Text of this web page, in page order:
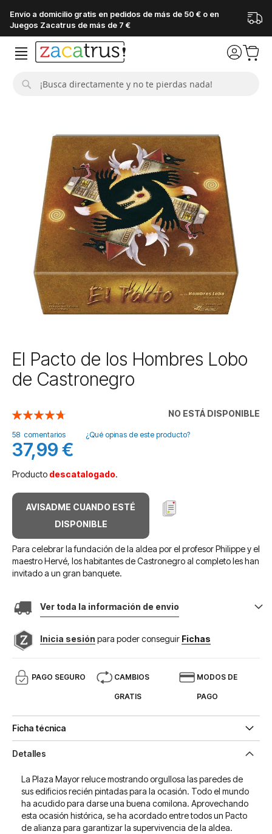
Envío a domicilio gratis en pedidos de más de 50 € o en
Juegos Zacatrus de más de 7 €
imágenes
Saltar
al
comienzo
galería
imágenes
El Pacto de los Hombres Lobo
de Castronegro
NO ESTÁ DISPONIBLE
Valoración:
58 comentarios ¿Qué opinas de este producto?
37,99 €
Producto descatalogado.
AVISADME CUANDO ESTÉ
DISPONIBLE
Para celebrar la fundación de la aldea por el profesor Philippe y el
maestro Hervé, los habitantes de Castronegro al completo les han
invitado a un gran banquete.
Ver toda la información de envio
Inicia sesión para poder conseguir Fichas
PAGO SEGURO CAMBIOS
GRATIS
MODOS DE
PAGO
Ficha técnica
Detalles
La Plaza Mayor reluce mostrando orgullosa las paredes de
sus edificios recién pintadas para la ocasión. Todo el mundo
ha acudido para darse una buena comilona. Aprovechando
esta ocasión histórica, se ha acordado entre todos un Pacto
de alianza para garantizar la supervivencia de la aldea.